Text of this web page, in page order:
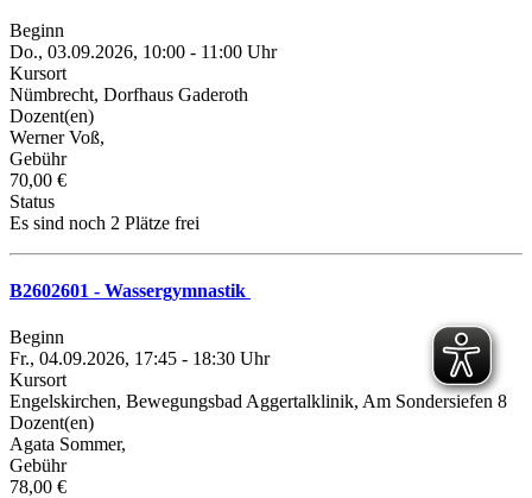
Beginn
Do., 03.09.2026, 10:00 - 11:00 Uhr
Kursort
Nümbrecht, Dorfhaus Gaderoth
Dozent(en)
Werner Voß,
Gebühr
70,00 €
Status
Es sind noch 2 Plätze frei
B2602601 - Wassergymnastik
Beginn
Fr., 04.09.2026, 17:45 - 18:30 Uhr
Kursort
Engelskirchen, Bewegungsbad Aggertalklinik, Am Sondersiefen 8
Dozent(en)
Agata Sommer,
Gebühr
78,00 €